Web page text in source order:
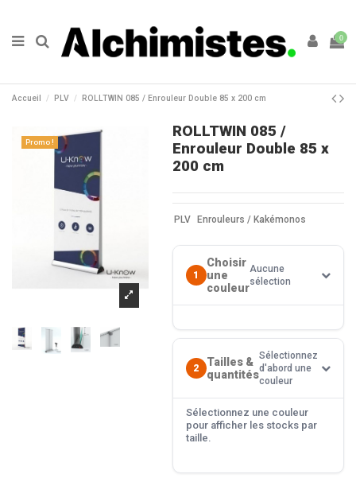
0
Accueil PLV ROLLTWIN 085 / Enrouleur Double 85 x 200 cm
Promo !
ROLLTWIN 085 /
Enrouleur Double 85 x
200 cm
PLV Enrouleurs / Kakémonos
1
Choisir
une
couleur
Aucune
sélection
2
Tailles &
quantités
Sélectionnez
d'abord une
couleur
Sélectionnez une couleur
pour afficher les stocks par
taille.